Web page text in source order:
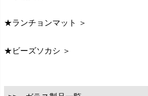
★ランチョンマット ＞
★ビーズソカシ ＞